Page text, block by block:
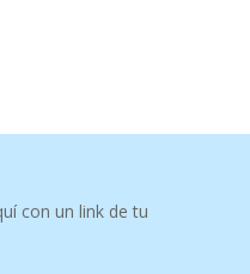
con un link de tu